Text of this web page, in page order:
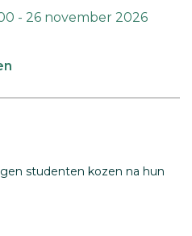
- 26 november 2026
studenten kozen na hun